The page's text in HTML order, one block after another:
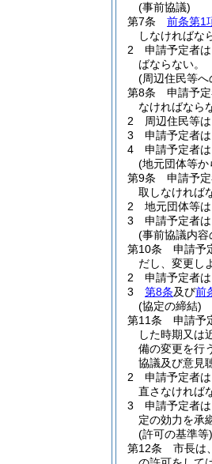
(事前協議)
第7条
前条第1
しなければな
2
申請予定者
ばならない。
(周辺住民等へ
第8条
申請予
なければなら
2
周辺住民等
3
申請予定者
4
申請予定者は
(地元団体等か
第9条
申請予
取しなければ
2
地元団体等
3
申請予定者は
(事前協議内容
第10条
申請予
だし、変更し
2
申請予定者は
3
第8条及び前
(協定の締結)
第11条
申請予
した時期又は
備の変更を行
協議及び意見
2
申請予定者
直さなければ
3
申請予定者
定の効力を承
(許可の基準等)
第12条
市長は、